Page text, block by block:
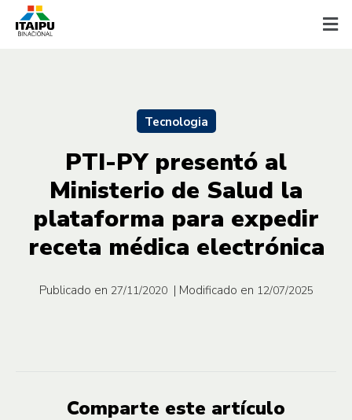
Tecnologia
PTI-PY presentó al
Ministerio de Salud la
plataforma para expedir
receta médica electrónica
Publicado en 27/11/2020 | Modificado en 12/07/2025
Comparte este artículo